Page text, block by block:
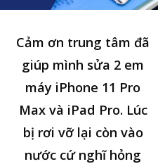
Cảm ơn trung tâm đã
giúp mình sửa 2 em
máy iPhone 11 Pro
Max và iPad Pro. Lúc
bị rơi vỡ lại còn vào
nước cứ nghĩ hỏng